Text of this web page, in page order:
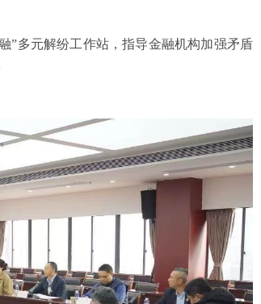
”多元解纷工作站，指导金融机构加强矛盾